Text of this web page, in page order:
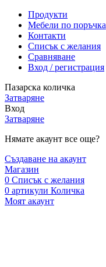
Продукти
Мебели по поръчка
Контакти
Списък с желания
Сравняване
Вход / регистрация
Пазарска количка
Затваряне
Вход
Затваряне
Нямате акаунт все още?
Създаване на акаунт
Магазин
0 Списък с желания
0 артикули Количка
Моят акаунт